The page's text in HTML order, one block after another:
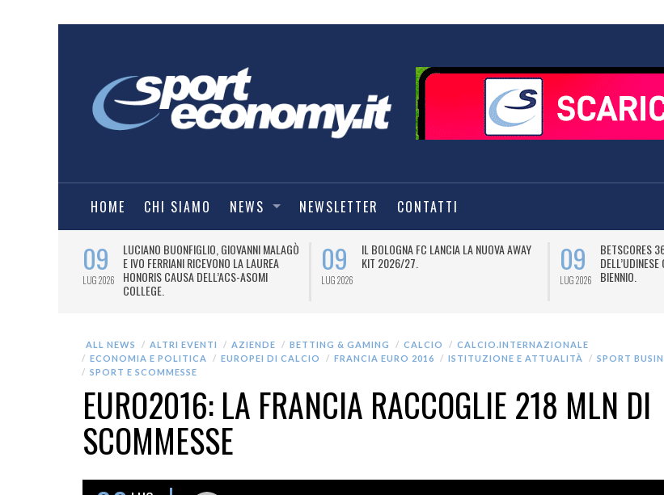
HOME CHI SIAMO NEWS NEWSLETTER CONTATTI
09
LUG 2026
LUCIANO BUONFIGLIO, GIOVANNI MALAGÒ
E IVO FERRIANI RICEVONO LA LAUREA
HONORIS CAUSA DELL’ACS-ASOMI
COLLEGE.
09
LUG 2026
IL BOLOGNA FC LANCIA LA NUOVA AWAY
KIT 2026/27.
09
LUG 2026
BETSCORES
BIENNIO.
ALL NEWS ALTRI EVENTI AZIENDE BETTING & GAMING CALCIO
CALCIO.INTERNAZIONALE
ECONOMIA E POLITICA
EUROPEI DI CALCIO FRANCIA EURO 2016 ISTITUZIONE E ATTUALITÀ
SPORT
SPORT E SCOMMESSE
EURO2016: LA FRANCIA RACCOGLIE 218 MLN DI
SCOMMESSE